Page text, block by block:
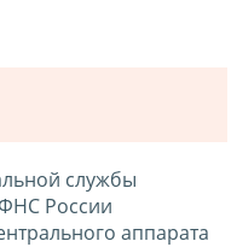
службы
ФНС России
аппарата